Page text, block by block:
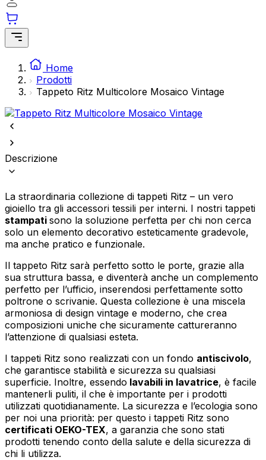
Home
Prodotti
Tappeto Ritz Multicolore Mosaico Vintage
Descrizione
La straordinaria collezione di tappeti Ritz – un vero
gioiello tra gli accessori tessili per interni. I nostri tappeti
stampati sono la soluzione perfetta per chi non cerca
solo un elemento decorativo esteticamente gradevole,
ma anche pratico e funzionale.
Il tappeto Ritz sarà perfetto sotto le porte, grazie alla
sua struttura bassa, e diventerà anche un complemento
perfetto per l’ufficio, inserendosi perfettamente sotto
poltrone o scrivanie. Questa collezione è una miscela
armoniosa di design vintage e moderno, che crea
composizioni uniche che sicuramente cattureranno
l’attenzione di qualsiasi esteta.
I tappeti Ritz sono realizzati con un fondo antiscivolo,
che garantisce stabilità e sicurezza su qualsiasi
superficie. Inoltre, essendo lavabili in lavatrice, è facile
mantenerli puliti, il che è importante per i prodotti
utilizzati quotidianamente. La sicurezza e l’ecologia sono
per noi una priorità: per questo i tappeti Ritz sono
certificati OEKO-TEX, a garanzia che sono stati
prodotti tenendo conto della salute e della sicurezza di
chi li utilizza.
Statistica
I cookie statistici aiutano i proprietari dei siti web a capire come i
visitatori interagiscono con i siti raccogliendo e riportando
informazioni in modo anonimo.
Marketing
I cookie di marketing vengono utilizzati per tracciare gli utenti
Rifiuta
Salva le mie preferenze
Accetta tutto